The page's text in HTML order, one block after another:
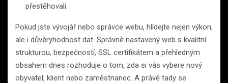
přestěhovali.
Pokud jste vývojář nebo správce webu, hlídejte nejen výkon,
ale i důvěryhodnost dat. Správně nastavený web s kvalitní
strukturou, bezpečností, SSL certifikátem a přehledným
obsahem dnes rozhoduje o tom, zda si vás vybere nový
obyvatel, klient nebo zaměstnanec. A právě tady se